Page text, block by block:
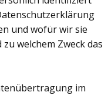
und wofür wir sie
welchem Zweck das
im